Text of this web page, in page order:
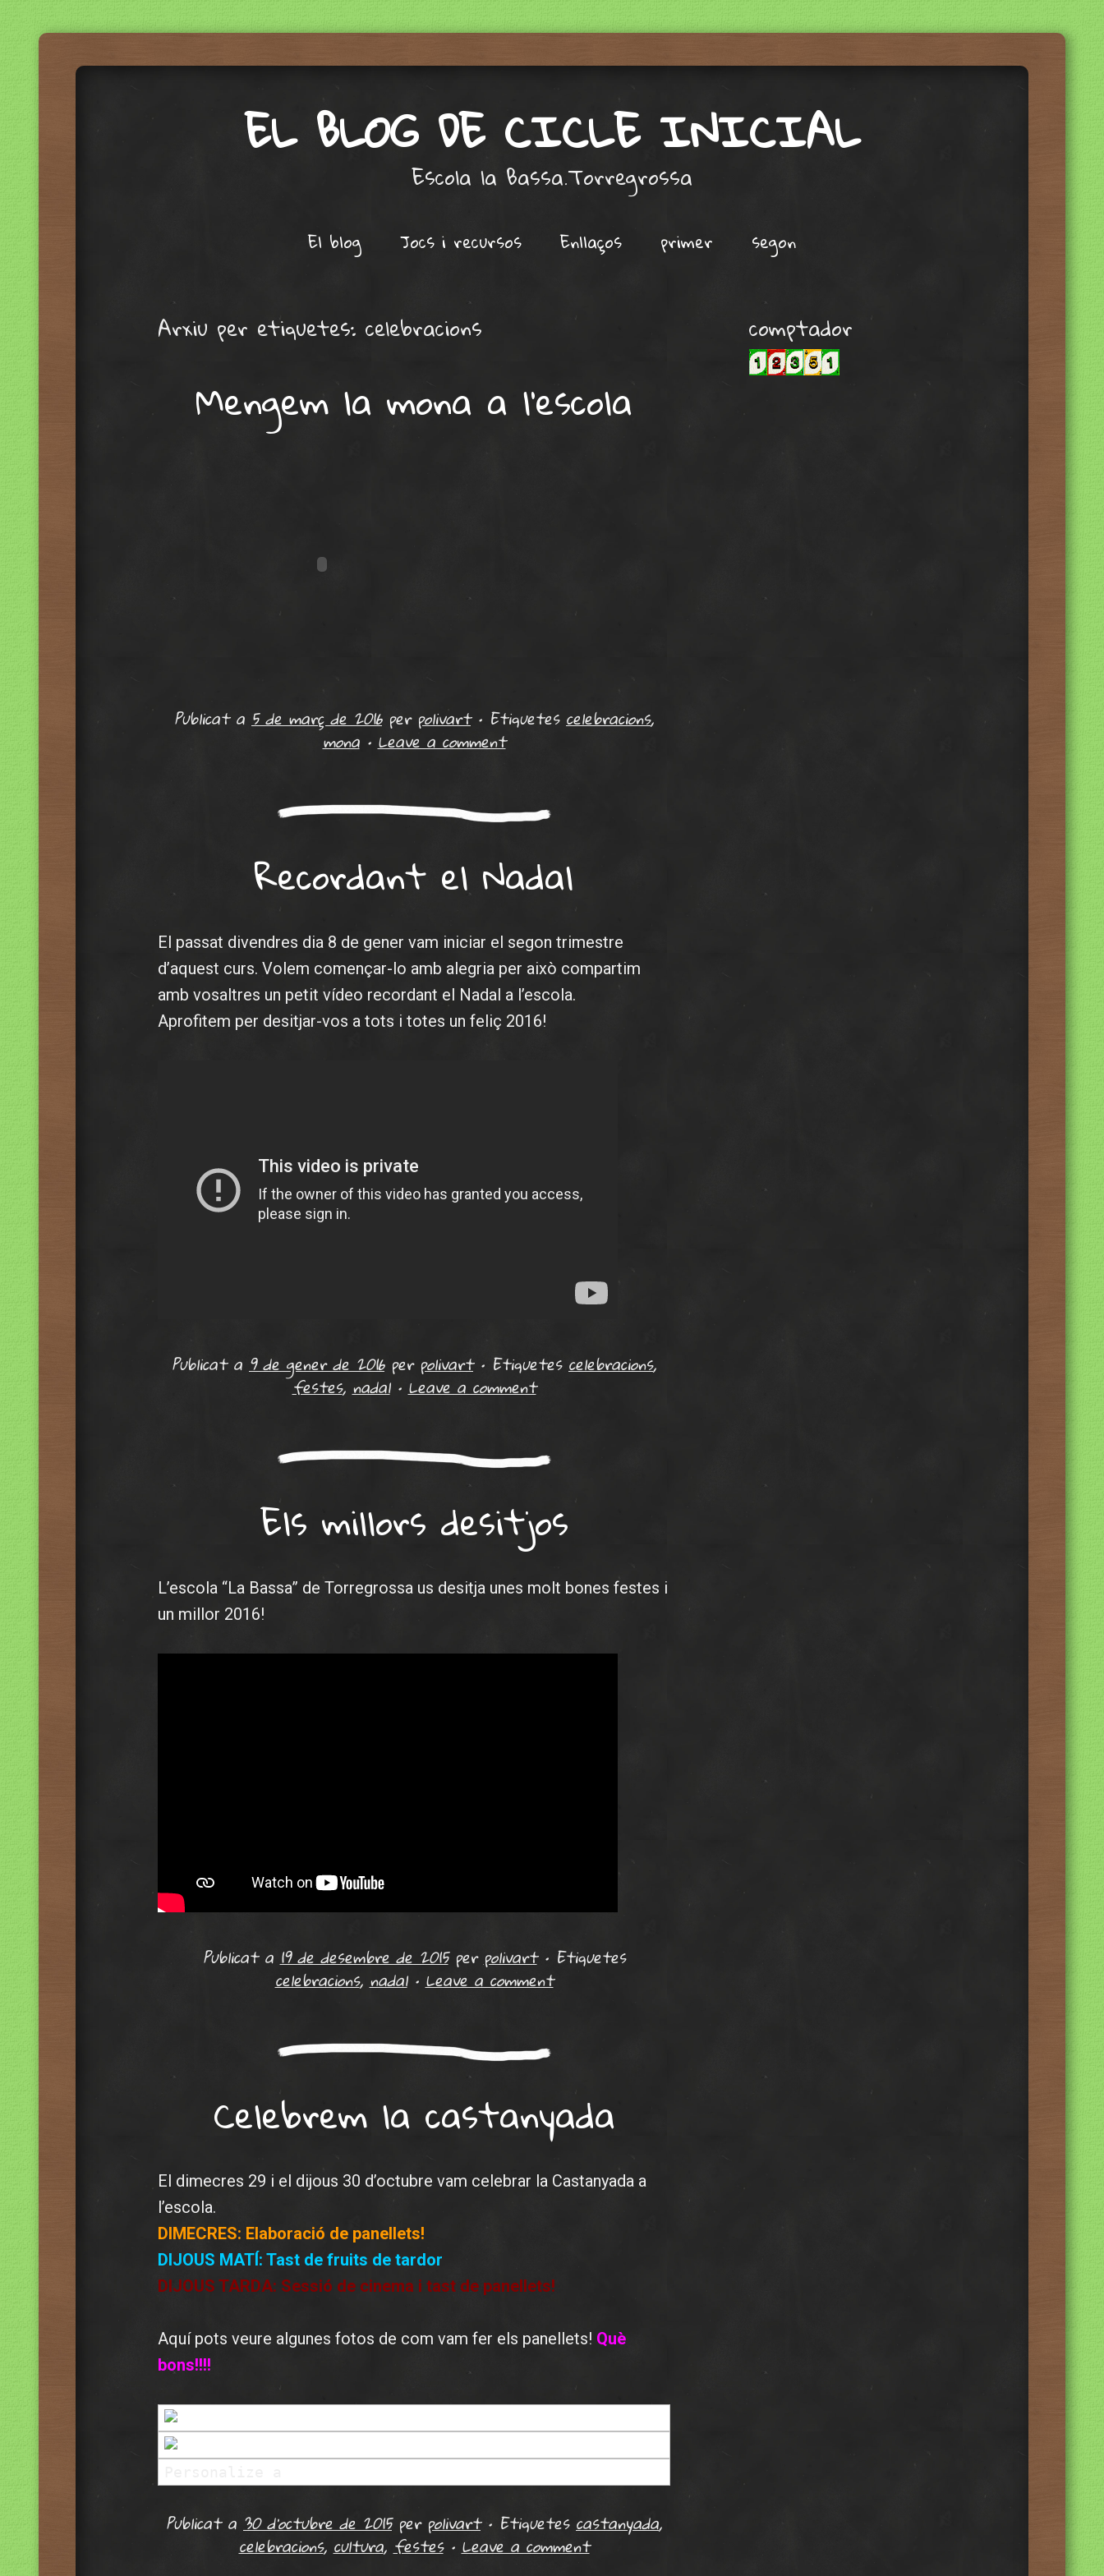
EL BLOG DE CICLE INICIAL
Escola la Bassa.Torregrossa
El blog Jocs i recursos Enllaços primer segon
Arxiu per etiquetes: celebracions
Mengem la mona a l’escola
Publicat a 5 de març de 2016per polivart • Etiquetes celebracions,
mona •Leave a comment
Recordant el Nadal
El passat divendres dia 8 de gener vam iniciar el segon trimestre
d’aquest curs. Volem començar-lo amb alegria per això compartim
amb vosaltres un petit vídeo recordant el Nadal a l’escola.
Aprofitem per desitjar-vos a tots i totes un feliç 2016!
Publicat a 9 de gener de 2016per polivart • Etiquetes celebracions,
festes,nadal •Leave a comment
Els millors desitjos
L’escola “La Bassa” de Torregrossa us desitja unes molt bones festes i
un millor 2016!
Publicat a19 de desembre de 2015perpolivart • Etiquetes
celebracions,nadal •Leave a comment
Celebrem la castanyada
El dimecres 29 i el dijous 30 d’octubre vam celebrar la Castanyada a
l’escola.
DIMECRES: Elaboració de panellets!
DIJOUS MATÍ: Tast de fruits de tardor
DIJOUS TARDA: Sessió de cinema i tast de panellets!
Aquí pots veure algunes fotos de com vam fer els panellets! Què
bons!!!!
Publicat a 30 d'octubre de 2015per polivart • Etiquetes castanyada,
celebracions,cultura,festes •Leave a comment
comptador